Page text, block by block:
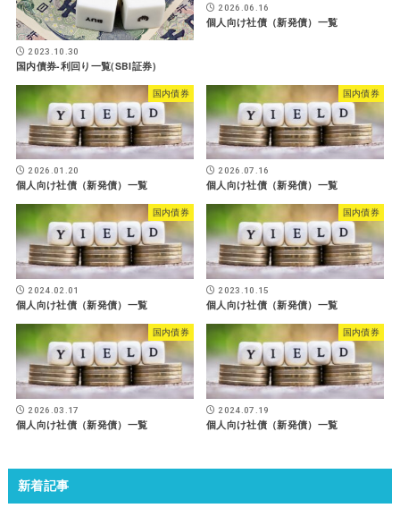
2023.10.30
国内債券-利回り一覧(SBI証券)
2026.06.16
個人向け社債（新発債）一覧
国内債券
2026.01.20
個人向け社債（新発債）一覧
国内債券
2026.07.16
個人向け社債（新発債）一覧
国内債券
2024.02.01
個人向け社債（新発債）一覧
国内債券
2023.10.15
個人向け社債（新発債）一覧
国内債券
2026.03.17
個人向け社債（新発債）一覧
国内債券
2024.07.19
個人向け社債（新発債）一覧
新着記事